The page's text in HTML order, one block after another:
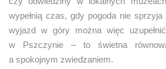
wypełnią czas, gdy pogoda nie
wyjazd w góry można więc
w Pszczynie – to świetna
a spokojnym zwiedzaniem.